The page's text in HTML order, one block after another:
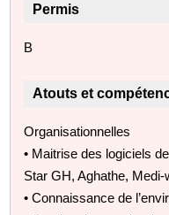
Permis
B
Atouts et
Organisationnelles
• Maitrise des logiciels
Star GH, Aghathe, Medi-
• Connaissance de